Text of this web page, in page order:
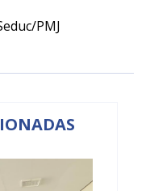
PMJ